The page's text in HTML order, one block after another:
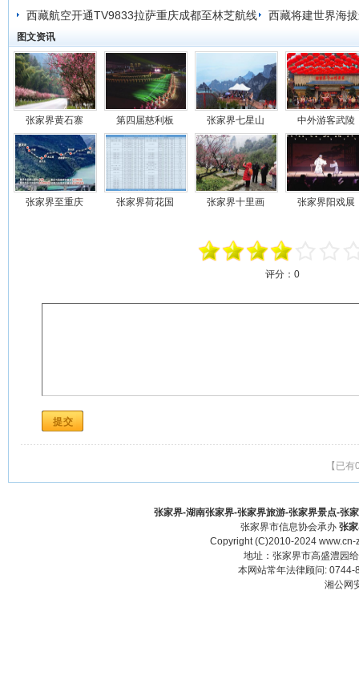
西藏航空开通TV9833拉萨重庆成都至林芝航线
西藏将建世界海
图文资讯
张家界黄石寨 第四届慈利板 张家界七星山 中外游客武陵
张家界至重庆 张家界荷花国 张家界十里画 张家界阳戏展
评分： 0
【已
张家界-湖南张家界-张家界旅游-张家界景点-张
张家界市信息协会承办 张
Copyright (C)2010-2024
地址：张家界市高盛澧园
本网站常年法律顾问:
湘公网